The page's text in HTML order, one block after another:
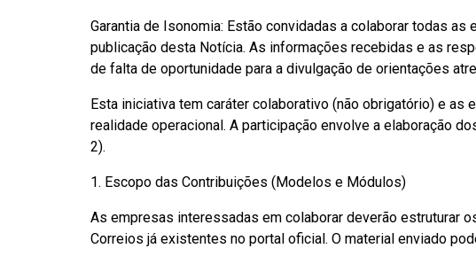
Garantia de Isonomia: Estão convidadas a colaborar todas
publicação desta Notícia. As informações recebidas e as
de falta de oportunidade para a divulgação de orientações
Esta iniciativa tem caráter colaborativo (não obrigatório) e
realidade operacional. A participação envolve a elaboração
2).
1. Escopo das Contribuições (Modelos e Módulos)
As empresas interessadas em colaborar deverão estruturar
Correios já existentes no portal oficial. O material enviado